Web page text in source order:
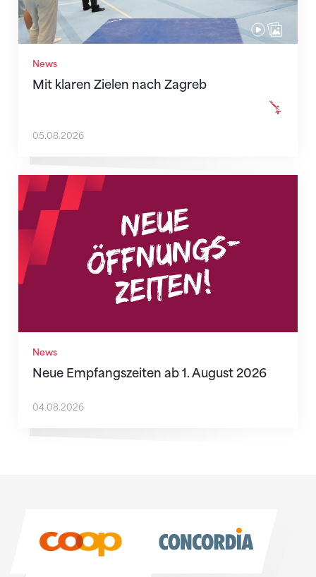
News
Mit klaren Zielen nach Zagreb
05.08.2026
News
Neue Empfangszeiten ab 1. August 2026
Neue Empfangszeiten ab 1. August 2026
04.08.2026